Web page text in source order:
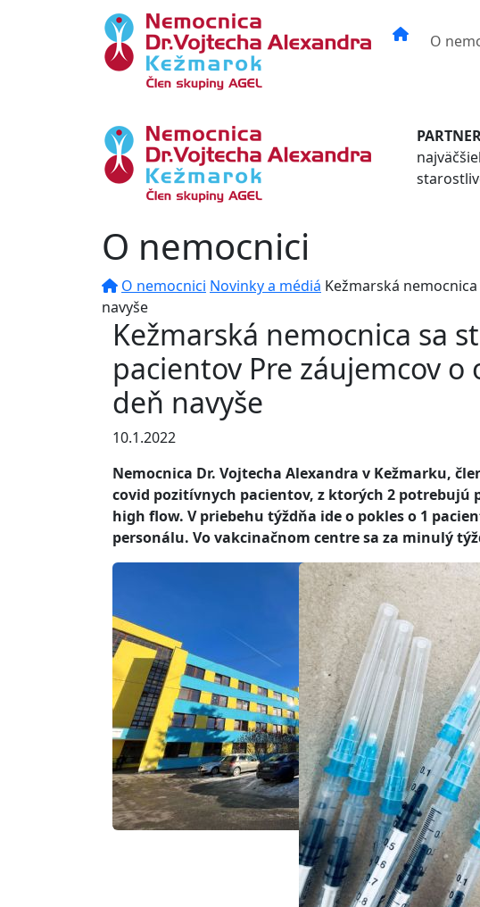
O
O nemocnici
O nemocnici Novinky a médiá Kežmarská
navyše
Kežmarská nemocnica sa
pacientov Pre záujemcov
deň navyše
10.1.2022
Nemocnica Dr. Vojtecha Alexandra v Kežmarku,
covid pozitívnych pacientov, z ktorých 2 potrebujú
high flow. V priebehu týždňa ide o pokles o 1
personálu. Vo vakcinačnom centre sa za minulý